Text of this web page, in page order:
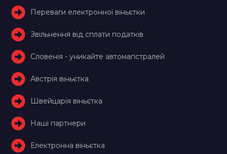
Переваги електронної віньєтки
Звільнення від сплати податків
Словенія - уникайте автомагістралей
Австрія віньєтка
Швейцарія віньєтка
Наші партнери
Електронна віньєтка